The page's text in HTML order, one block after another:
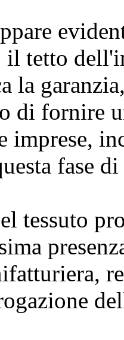
il tetto
la
di fornire
imprese,
fase
tessuto